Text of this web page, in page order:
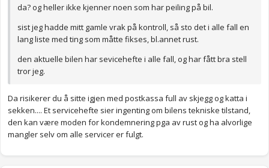
da? og heller ikke kjenner noen som har peiling på bil.
sist jeg hadde mitt gamle vrak på kontroll, så sto det i alle fall en
lang liste med ting som måtte fikses, bl.annet rust.
den aktuelle bilen har sevicehefte i alle fall, og har fått bra stell
tror jeg.
Da risikerer du å sitte igjen med postkassa full av skjegg og katta i
sekken.... Et servicehefte sier ingenting om bilens tekniske tilstand,
den kan være moden for kondemnering pga av rust og ha alvorlige
mangler selv om alle servicer er fulgt.